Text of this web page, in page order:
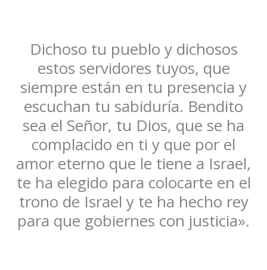
Dichoso tu pueblo y dichosos
estos servidores tuyos, que
siempre están en tu presencia y
escuchan tu sabiduría. Bendito
sea el Señor, tu Dios, que se ha
complacido en ti y que por el
amor eterno que le tiene a Israel,
te ha elegido para colocarte en el
trono de Israel y te ha hecho rey
para que gobiernes con justicia».